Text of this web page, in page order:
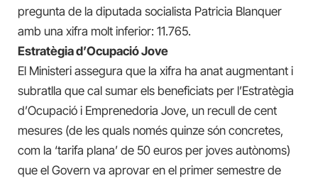
pregunta de la diputada socialista Patricia Blanquer
amb una xifra molt inferior: 11.765.
Estratègia d’Ocupació Jove
El Ministeri assegura que la xifra ha anat augmentant i
subratlla que cal sumar els beneficiats per l’Estratègia
d’Ocupació i Emprenedoria Jove, un recull de cent
mesures (de les quals només quinze són concretes,
com la ‘tarifa plana’ de 50 euros per joves autònoms)
que el Govern va aprovar en el primer semestre de